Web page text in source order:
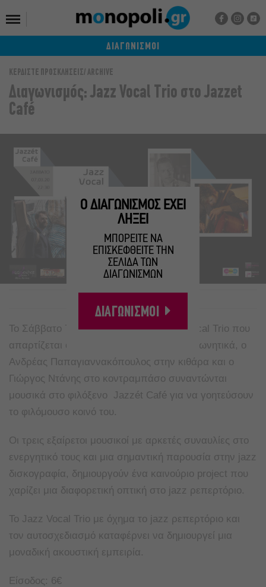
ΔΙΑΓΩΝΙΣΜΟΙ
ΚΕΡΔΙΣΤΕ ΠΡΟΣΚΛΗΣΕΙΣ ARCHIVE
Διαγωνισμός: Jazz Vocal Trio στο Jazzet
Café
A
Το Σάββατο 7 Μαρτίου το εξαίσιοJazz Vocal Trio που
απαρτίζεται από τους
στα φωνητικά, ο
Aνδρέας Παπαγιαννακόπουλος στην κιθάρα και ο
Γιώργος Ντάνης στο κοντραμπάσο συναντώνται
μουσικά στο φιλόξενο Jazzét Café για να γοητεύσουν
το φιλόμουσο κοινό του.
Οι τρεις εξαίρετοι μουσικοί με αρκετές συναυλίες στο
ενεργητικό τους και μια σημαντική παρουσία στην
jazz
δισκογραφία, δημιουργούν ένα καινούριο project που
χαρίζει μια διαφορετική οπτική στο jazz ρεπερτόριο.
Το Jazz Vocal Trio με όχημα τo jazz ρεπερτόριο και
τον αυτοσχεδιασμό καταφέρνει να δημιουργεί μια
μοναδική ακουστική εμπειρία.
Είσοδος: 6€
Ο ΔΙΑΓΩΝΙΣΜΟΣ ΕΧΕΙ
ΛΗΞΕΙ
ΜΠΟΡΕΙΤΕ ΝΑ
ΕΠΙΣΚΕΦΘΕΙΤΕ ΤΗΝ
ΣΕΛΙΔΑ ΤΩΝ
ΔΙΑΓΩΝΙΣΜΩΝ
ΔΙΑΓΩΝΙΣΜΟΙ